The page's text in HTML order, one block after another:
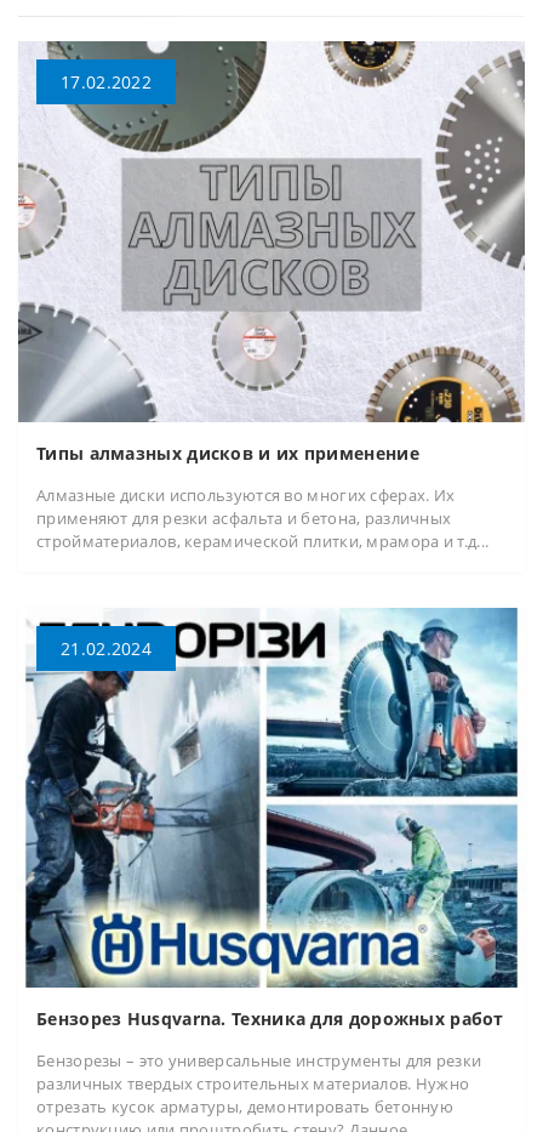
17.02.2022
Типы алмазных дисков и их применение
Алмазные диски используются во многих сферах. Их
применяют для резки асфальта и бетона, различных
стройматериалов, керамической плитки, мрамора и т.д...
21.02.2024
Бензорез Husqvarna. Техника для дорожных работ
Бензорезы – это универсальные инструменты для резки
различных твердых строительных материалов. Нужно
отрезать кусок арматуры, демонтировать бетонную